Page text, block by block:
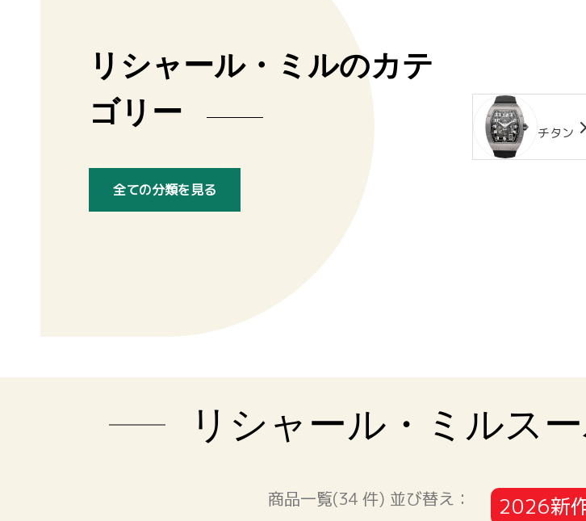
リシャール・ミルのカテ
ゴリー
全ての分類を見る
チタン
リシャール・ミルス
商品一覧(34 件) 並び替え： 2026新